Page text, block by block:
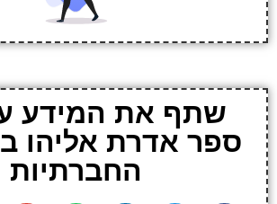
שתף את המידע
ספר אדרת אליהו
החברתיות